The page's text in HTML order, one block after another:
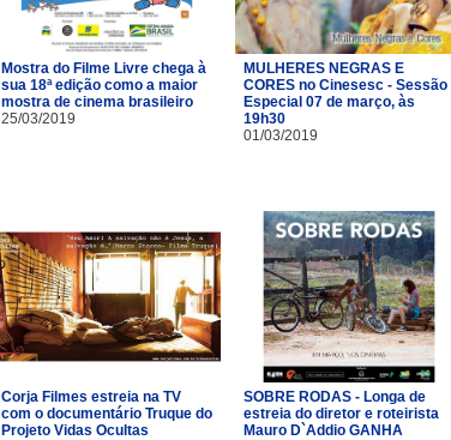
Mostra do Filme Livre chega à
sua 18ª edição como a maior
mostra de cinema brasileiro
25/03/2019
MULHERES NEGRAS E
CORES no Cinesesc - Sessão
Especial 07 de março, às
19h30
01/03/2019
Corja Filmes estreia na TV
com o documentário Truque do
Projeto Vidas Ocultas
SOBRE RODAS - Longa de
estreia do diretor e roteirista
Mauro D`Addio GANHA